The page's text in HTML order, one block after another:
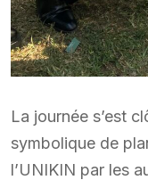
La journée s’est
symbolique de
l’UNIKIN par les